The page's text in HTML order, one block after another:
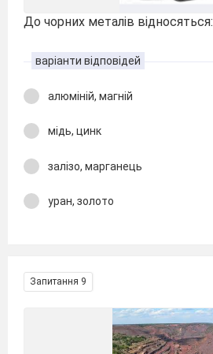
До чорних металів відносяться:
варіанти відповідей
алюміній, магній
мідь, цинк
залізо, марганець
уран, золото
Запитання 9